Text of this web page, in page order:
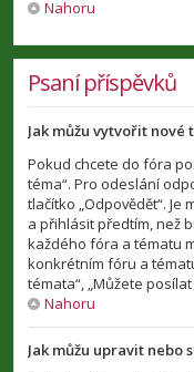
Nahoru
Psaní příspěvků
Jak můžu vytvořit nové
Pokud chcete do fóra
téma“. Pro odeslání
tlačítko „Odpovědět“.
a přihlásit předtím, než
každého fóra a tématu
konkrétním fóru a
témata“, „Můžete
Nahoru
Jak můžu upravit nebo